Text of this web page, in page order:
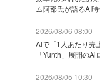
ム阿部氏が語るAI
2026/08/06 08:00
AIで「1人あたり売
「Yunth」展開の
2026/08/05 10:30